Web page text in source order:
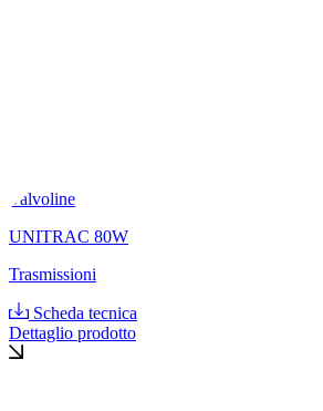
Valvoline
UNITRAC 80W
Trasmissioni
Scheda tecnica
Dettaglio prodotto